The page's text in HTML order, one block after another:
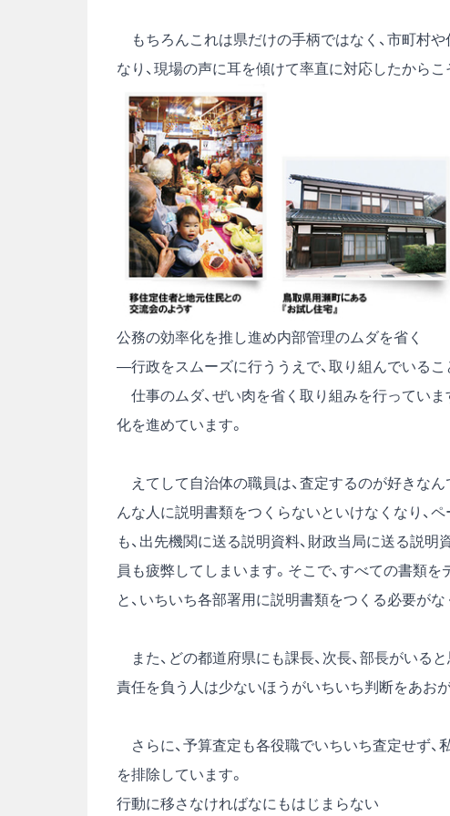
もちろんこれは県だけの手柄ではなく、市町村
なり、現場の声に耳を傾けて率直に対応したから
公務の効率化を推し進め内部管理のムダを省く
―行政をスムーズに行ううえで、取り組んでいるこ
仕事のムダ、ぜい肉を省く取り組みを行ってい
化を進めています。
えてして自治体の職員は、査定するのが好きなん
んな人に説明書類をつくらないといけなくなり、
も、出先機関に送る説明資料、財政当局に送る説
員も疲弊してしまいます。そこで、すべての書類
と、いちいち各部署用に説明書類をつくる必要がな
また、どの都道府県にも課長、次長、部長がいる
責任を負う人は少ないほうがいちいち判断をあお
さらに、予算査定も各役職でいちいち査定せず、
を排除しています。
行動に移さなければなにもはじまらない